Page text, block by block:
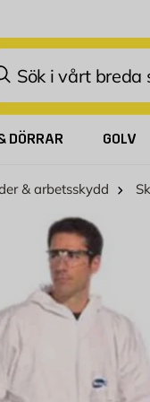
DÖRRAR GOLV
& arbetsskydd